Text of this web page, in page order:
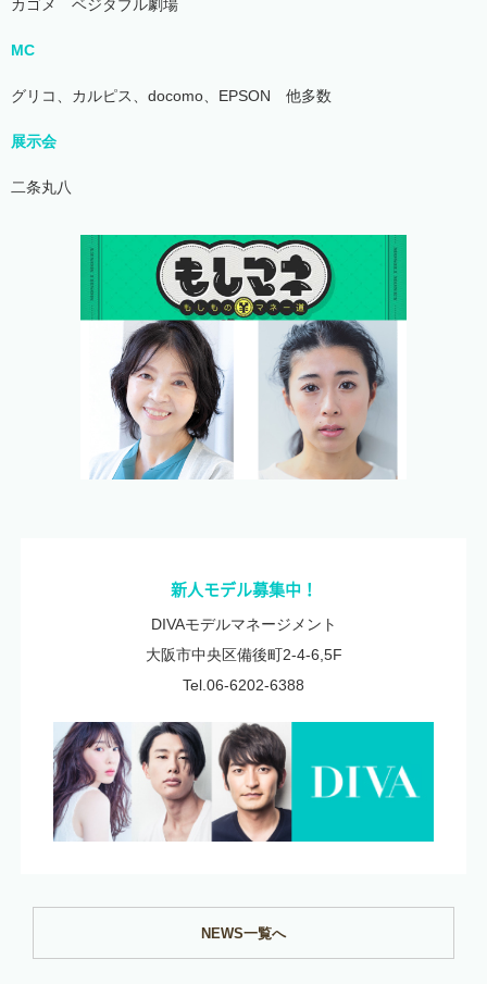
カゴメ ベジタブル劇場
MC
グリコ、カルピス、docomo、EPSON 他多数
展示会
二条丸八
新人モデル募集中！
DIVAモデルマネージメント
大阪市中央区備後町2-4-6,5F
Tel.06-6202-6388
NEWS一覧へ